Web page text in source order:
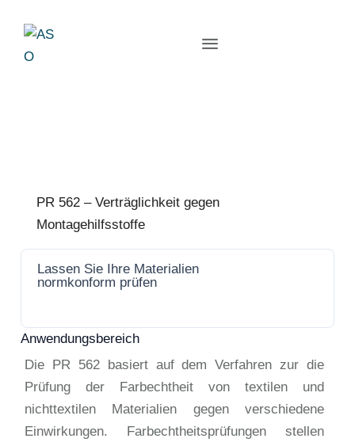
PR 562 – Verträglichkeit gegen
Montagehilfsstoffe
Lassen Sie Ihre Materialien
normkonform prüfen
Anwendungsbereich
Die PR 562 basiert auf dem Verfahren zur die
Prüfung der Farbechtheit von textilen und
nichttextilen Materialien gegen verschiedene
Einwirkungen. Farbechtheitsprüfungen stellen